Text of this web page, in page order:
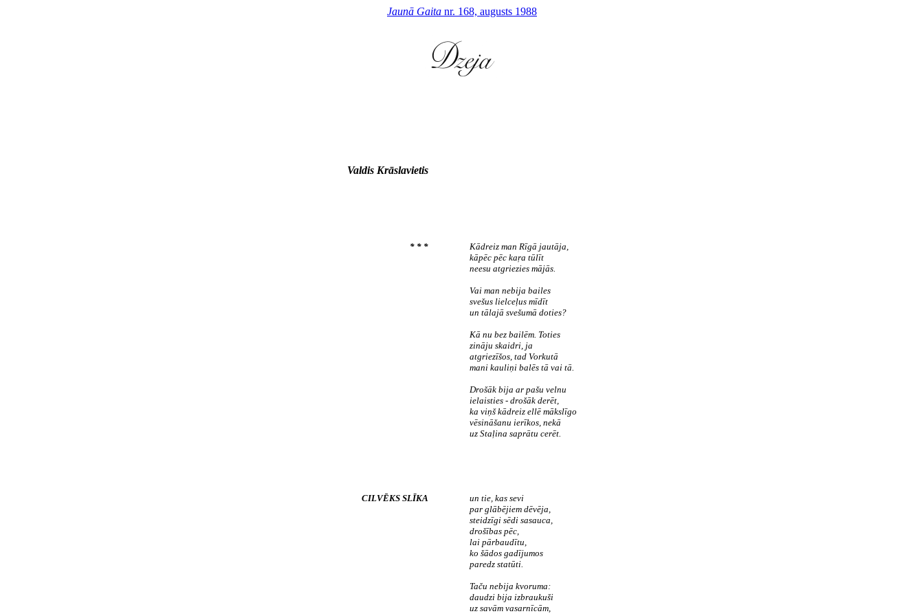
Jaunā Gaita nr. 168, augusts 1988
Valdis Krāslavietis
* * *
Kādreiz man Rīgā jautāja,
kāpēc pēc kaŗa tūlīt
neesu atgriezies mājās.
Vai man nebija bailes
svešus lielceļus mīdīt
un tālajā svešumā doties?
Kā nu bez bailēm. Toties
zināju skaidri, ja
atgriezīšos, tad Vorkutā
mani kauliņi balēs tā vai tā.
Drošāk bija ar pašu velnu
ielaisties - drošāk derēt,
ka viņš kādreiz ellē mākslīgo
vēsināšanu ierīkos, nekā
uz Staļina saprātu cerēt.
CILVĒKS SLĪKA
un tie, kas sevi
par glābējiem dēvēja,
steidzīgi sēdi sasauca,
drošības pēc,
lai pārbaudītu,
ko šādos gadījumos
paredz statūti.
Taču nebija kvoruma:
daudzi bija izbraukuši
uz savām vasarnīcām,